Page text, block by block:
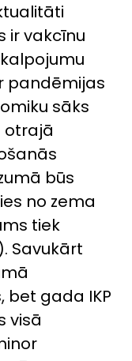
ir vakcīnu
pandēmijas
sāks
otrajā
būs
no zema
tiek
Savukārt
bet gada IKP
visā